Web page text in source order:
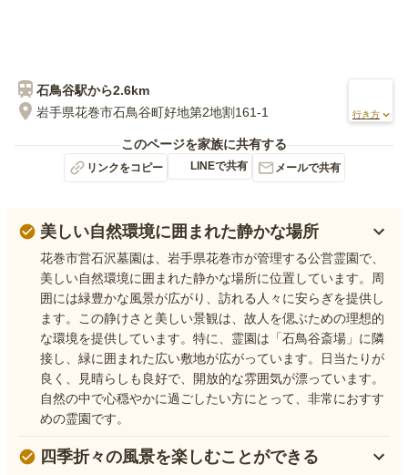
石鳥谷駅から2.6km
岩手県花巻市石鳥谷町好地第2地割161-1
行き方
このページを家族に共有する
リンクをコピー LINEで共有 メールで共有
美しい自然環境に囲まれた静かな場所
花巻市営石沢墓園は、岩手県花巻市が管理する公営霊園で、
美しい自然環境に囲まれた静かな場所に位置しています。周
囲には緑豊かな風景が広がり、訪れる人々に安らぎを提供し
ます。この静けさと美しい景観は、故人を偲ぶための理想的
な環境を提供しています。特に、霊園は「石鳥谷斎場」に隣
接し、緑に囲まれた広い敷地が広がっています。日当たりが
良く、見晴らしも良好で、開放的な雰囲気が漂っています。
自然の中で心穏やかに過ごしたい方にとって、非常におすす
めの霊園です。
四季折々の風景を楽しむことができる